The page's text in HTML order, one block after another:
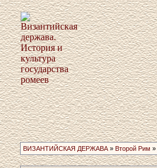
ВИЗАНТИЙСКАЯ ДЕРЖАВА » Второй Рим »